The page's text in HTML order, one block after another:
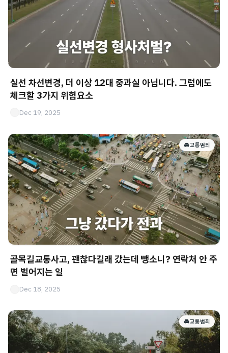
실선 차선변경, 더 이상 12대 중과실 아닙니다. 그럼에도
체크할 3가지 위험요소
Dec 19, 2025
🚘 교통범죄
골목길교통사고, 괜찮다길래 갔는데 뺑소니? 연락처 안 주
면 벌어지는 일
Dec 18, 2025
🚘 교통범죄